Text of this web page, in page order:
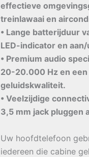
effectieve
treinlawaai en
• Lange batterijduur
LED-indicator en
• Premium audio
20-20.000 Hz en een
geluidskwaliteit.
• Veelzijdige
3,5 mm jack pluggen
Uw hoofdtelefoon
iedereen die cabine